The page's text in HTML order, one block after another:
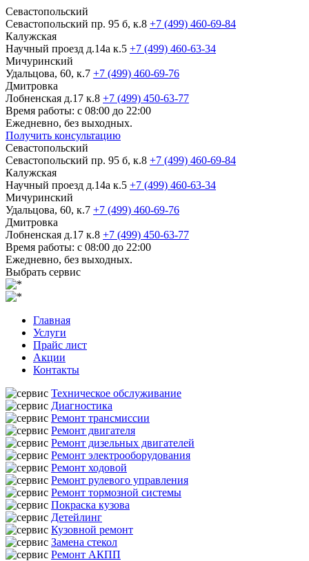
Севастопольский
Севастопольский пр. 95 б, к.8 +7 (499) 460-69-84
Калужская
Научный проезд д.14а к.5 +7 (499) 460-63-34
Мичуринский
Удальцова, 60, к.7 +7 (499) 460-69-76
Дмитровка
Лобненская д.17 к.8 +7 (499) 450-63-77
Время работы: с 08:00 до 22:00
Ежедневно, без выходных.
Получить консультацию
Севастопольский
Севастопольский пр. 95 б, к.8 +7 (499) 460-69-84
Калужская
Научный проезд д.14а к.5 +7 (499) 460-63-34
Мичуринский
Удальцова, 60, к.7 +7 (499) 460-69-76
Дмитровка
Лобненская д.17 к.8 +7 (499) 450-63-77
Время работы: с 08:00 до 22:00
Ежедневно, без выходных.
Выбрать сервис
Главная
Услуги
Прайс лист
Акции
Контакты
Техническое обслуживание
Диагностика
Ремонт трансмиссии
Ремонт двигателя
Ремонт дизельных двигателей
Ремонт электрооборудования
Ремонт ходовой
Ремонт рулевого управления
Ремонт тормозной системы
Покраска кузова
Детейлинг
Кузовной ремонт
Замена стекол
Ремонт АКПП